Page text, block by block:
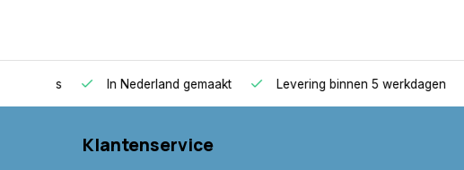
In Nederland gemaakt Levering binnen 5 werkdagen
Klantenservice